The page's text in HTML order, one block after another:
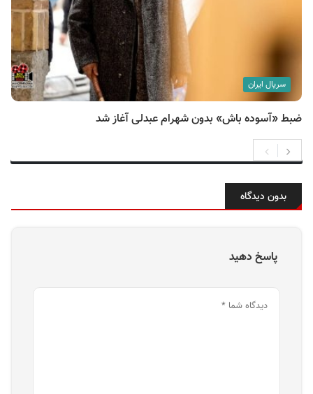
سریال ایران
ضبط «آسوده باش» بدون شهرام عبدلی آغاز شد
بدون دیدگاه
پاسخ دهید